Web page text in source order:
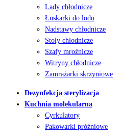
Lady chłodnicze
Łuskarki do lodu
Nadstawy chłodnicze
Stoły chłodnicze
Szafy mroźnicze
Witryny chłodnicze
Zamrażarki skrzyniowe
Dezynfekcja sterylizacja
Kuchnia molekularna
Cyrkulatory
Pakowarki próżniowe